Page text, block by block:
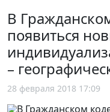
В
появиться
–
28 февраля 2018 17:09